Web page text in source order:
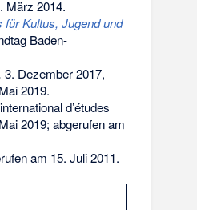
März 2014.
Kultus, Jugend und
Baden-
3. Dezember 2017,
2019.
d’études
2019; abgerufen am
am 15. Juli 2011.